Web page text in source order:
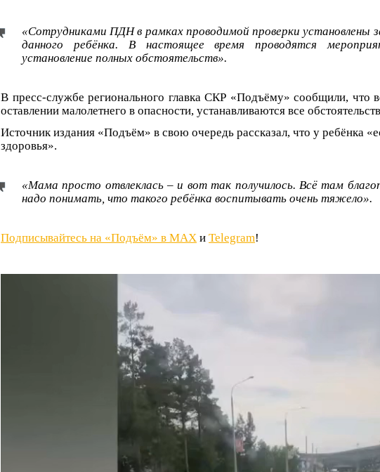
«Сотрудниками ПДН в рамках проводимой проверки установлены
данного ребёнка. В настоящее время проводятся
установление полных обстоятельств».
В пресс-службе регионального главка СКР «Подъёму» сообщили, что
оставлении малолетнего в опасности, устанавливаются все
Источник издания «Подъём» в свою очередь рассказал, что у ребёнка
здоровья».
«Мама просто отвлеклась – и вот так получилось. Всё там
надо понимать, что такого ребёнка воспитывать очень тяжело».
Подписывайтесь на «Подъём» в MAX и Telegram!